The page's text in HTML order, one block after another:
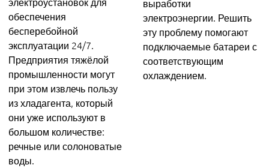
обеспечения
бесперебойной
эксплуатации 24/7.
Предприятия тяжёлой
промышленности могут
при этом извлечь пользу
из хладагента, который
они уже используют в
большом количестве:
речные или солоноватые
воды.
выработки
электроэнергии. Решить
эту проблему помогают
подключаемые батареи с
соответствующим
охлаждением.